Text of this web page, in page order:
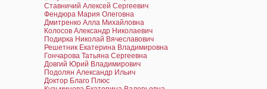
Ставничий Алексей Сергеевич
Фендюра Мария Олеговна
Дмитренко Алла Михайловна
Колосов Александр Николаевич
Подирка Николай Вячеславович
Решетник Екатерина Владимировна
Гончарова Татьяна Сергеевна
Довгий Юрий Владимирович
Подолян Александр Ильич
Доктор Благо Плюс